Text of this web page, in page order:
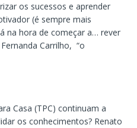
os sucessos e aprender
(é sempre mais
na hora de começar a… rever
Carrilho, “o
Casa (TPC) continuam a
os conhecimentos? Renato